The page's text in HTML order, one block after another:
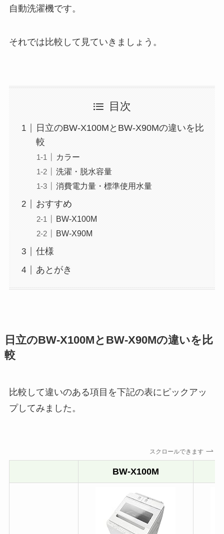
自動洗濯機です。
それでは比較して見ていきましょう。
目次
日立のBW-X100MとBW-X90Mの違いを比
較
カラー
洗濯・脱水容量
消費電力量・標準使用水量
おすすめ
BW-X100M
BW-X90M
仕様
あとがき
日立のBW-X100MとBW-X90Mの違いを比
較
比較して違いのある項目を下記の表にピックアッ
プしてみました。
スクロールできます
BW-X100M